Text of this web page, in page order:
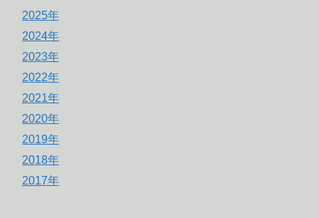
2025年
2024年
2023年
2022年
2021年
2020年
2019年
2018年
2017年